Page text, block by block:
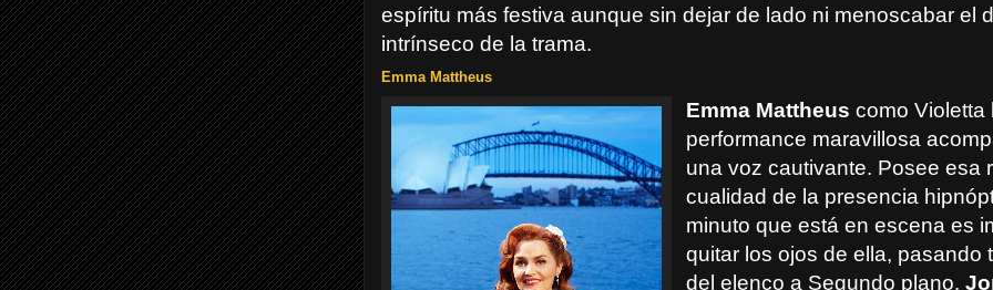
espíritu más festiva aunque sin dejar de lado ni menoscabar el
intrínseco de la trama.
Emma Mattheus
Emma Mattheus como Violetta
performance maravillosa
una voz cautivante. Posee esa
cualidad de la presencia
minuto que está en escena es
quitar los ojos de ella, pasando
del elenco a Segundo plano.